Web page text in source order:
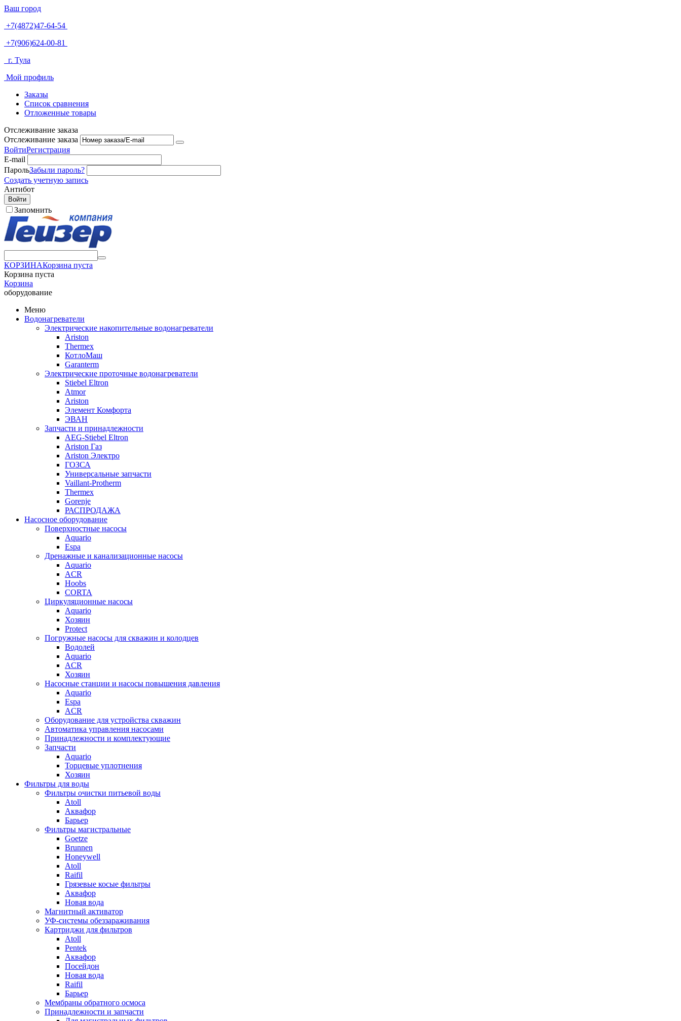
Ваш город
+7(4872)47-64-54
+7(906)624-00-81
г. Тула
Мой профиль
Заказы
Список сравнения
Отложенные товары
Отслеживание заказа
Отслеживание заказа
ВойтиРегистрация
E-mail
ПарольЗабыли пароль?
Создать учетную запись
Антибот
Войти
Запомнить
КОРЗИНАКорзина пуста
Корзина пуста
Корзина
оборудование
Меню
Водонагреватели
Электрические накопительные водонагреватели
Ariston
Thermex
КотлоМаш
Garanterm
Электрические проточные водонагреватели
Stiebel Eltron
Atmor
Ariston
Элемент Комфорта
ЭВАН
Запчасти и принадлежности
AEG-Stiebel Eltron
Ariston Газ
Ariston Электро
ГОЗСА
Универсальные запчасти
Vaillant-Protherm
Thermex
Gorenje
РАСПРОДАЖА
Насосное оборудование
Поверхностные насосы
Aquario
Espa
Дренажные и канализационные насосы
Aquario
ACR
Hoobs
CORTA
Циркуляционные насосы
Aquario
Хозяин
Protect
Погружные насосы для скважин и колодцев
Водолей
Aquario
ACR
Хозяин
Насосные станции и насосы повышения давления
Aquario
Espa
ACR
Оборудование для устройства скважин
Автоматика управления насосами
Принадлежности и комплектующие
Запчасти
Aquario
Торцевые уплотнения
Хозяин
Фильтры для воды
Фильтры очистки питьевой воды
Atoll
Аквафор
Барьер
Фильтры магистральные
Goetze
Brunnen
Honeywell
Atoll
Raifil
Грязевые косые фильтры
Аквафор
Новая вода
Магнитный активатор
УФ-системы обеззараживания
Картриджи для фильтров
Atoll
Pentek
Аквафор
Посейдон
Новая вода
Raifil
Барьер
Мембраны обратного осмоса
Принадлежности и запчасти